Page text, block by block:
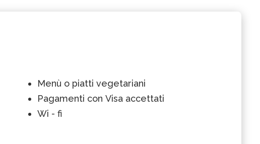
Menù o piatti vegetariani
Pagamenti con Visa accettati
Wi - fi